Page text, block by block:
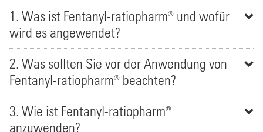
1. Was ist Fentanyl-ratiopharm® und wofür
wird es angewendet?
2. Was sollten Sie vor der Anwendung von
Fentanyl-ratiopharm® beachten?
3. Wie ist Fentanyl-ratiopharm®
anzuwenden?